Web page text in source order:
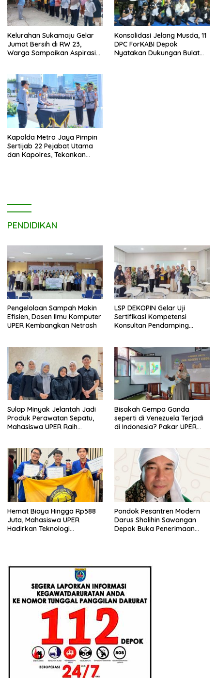
Kelurahan Sukamaju Gelar
Jumat Bersih di RW 23,
Warga Sampaikan Aspirasi
Konsolidasi Jelang Musda, 11
DPC ForKABI Depok
Nyatakan Dukungan Bulat
Kapolda Metro Jaya Pimpin
Sertijab 22 Pejabat Utama
dan Kapolres, Tekankan
PENDIDIKAN
Pengelolaan Sampah Makin
Efisien, Dosen Ilmu Komputer
UPER Kembangkan Netrash
LSP DEKOPIN Gelar Uji
Sertifikasi Kompetensi
Konsultan Pendamping
Sulap Minyak Jelantah Jadi
Produk Perawatan Sepatu,
Mahasiswa UPER Raih
Bisakah Gempa Ganda
seperti di Venezuela Terjadi
di Indonesia? Pakar UPER
Hemat Biaya Hingga Rp588
Juta, Mahasiswa UPER
Hadirkan Teknologi
Pondok Pesantren Modern
Darus Sholihin Sawangan
Depok Buka Penerimaan